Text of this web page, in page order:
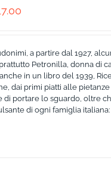
a partire dal 1927,
Petronilla, donna di
in un libro del 1939,
dai primi piatti alle
portare lo sguardo, oltre
di ogni famiglia italiana: